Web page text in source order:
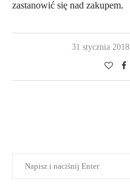
zastanowić się nad zakupem.
31 stycznia 2018